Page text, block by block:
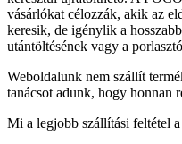
vásárlókat célozzák, akik az
keresik, de igénylik a
utántöltésének vagy a
Weboldalunk nem szállít
tanácsot adunk, hogy honnan
Mi a legjobb szállítási feltétel